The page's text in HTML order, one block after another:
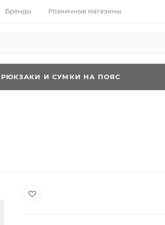
Бренды Розничные магазины
РЮКЗАКИ И СУМКИ НА ПОЯС